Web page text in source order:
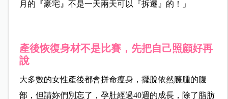
月的『豪宅』不是一天兩天可以『拆遷』的！」
產後恢復身材不是比賽，先把自己照顧好再
說
大多數的女性產後都會拼命瘦身，擺脫依然臃腫的腹
部，但請妳們別忘了，孕肚經過40週的成長，除了脂肪